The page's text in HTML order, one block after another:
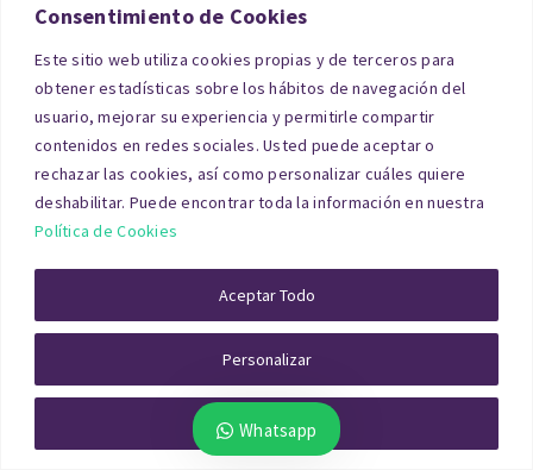
Consentimiento de Cookies
Este sitio web utiliza cookies propias y de terceros para
obtener estadísticas sobre los hábitos de navegación del
usuario, mejorar su experiencia y permitirle compartir
contenidos en redes sociales. Usted puede aceptar o
rechazar las cookies, así como personalizar cuáles quiere
deshabilitar. Puede encontrar toda la información en nuestra
Política de Cookies
Personalizar
Rechazar Todo
Aceptar Todo
En este caso, el tasador analiza si es posible
transformarlo en suelo urbano, qué limitaciones
existen y cómo se comparan los precios con otros
terrenos urbanizables cercanos. Una
homologadagarantiza que el valor reflejado es
realista y defendible ante cualquier entidad.
Whatsapp